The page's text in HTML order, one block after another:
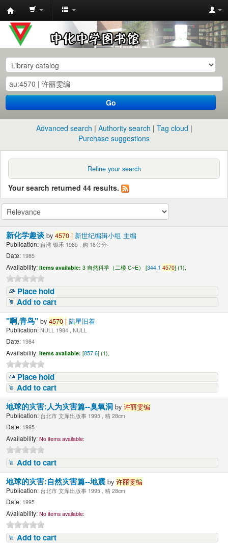
中
化
中
学
图
书
馆
目
Go
Advanced search Authority search
Tag cloud
Purchase suggestions
Refine your search
Your search returned 44 results.
新化学趣谈by4570 | 新世纪编辑小组 主编
Publication: 台湾 银禾 1985 , 购 18公分·
Date: 1985
Availability: Items available: 3 自然科学（二楼 C~E） [344.14570] (1),
Place hold
Add to cart
"啊,青鸟"by4570 | 陆星旧着
Publication: NULL 1984 , NULL
Date: 1984
Availability: Items available: [857.6] (1),
Place hold
Add to cart
地球的灾害:人为灾害篇--臭氧洞by许丽雯编
Publication: 台北市 文库出版事 1995 , 精 28cm
Date: 1995
Availability: No items available:
Add to cart
地球的灾害:自然灾害篇--地震by许丽雯编
Publication: 台北市 文库出版事 1995 , 精 28cm
Date: 1995
Availability: No items available:
Add to cart